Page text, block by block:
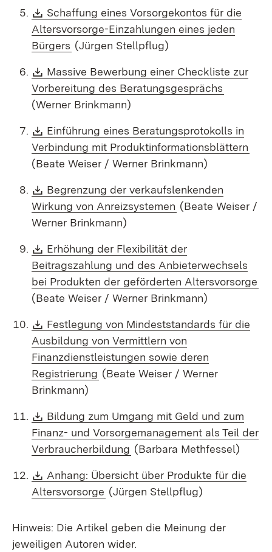
Download:
Schaffung eines Vorsorgekontos für die
Altersvorsorge-Einzahlungen eines jeden
Bürgers (Öffnet in neuem Fenster)
(Jürgen Stellpflug)
Download:
Massive Bewerbung einer Checkliste zur
Vorbereitung des Beratungsgesprächs
(Werner Brinkmann)
Download:
Einführung eines Beratungsprotokolls in
Verbindung mit Produktinformationsblättern
(Beate Weiser / Werner Brinkmann)
Download:
Begrenzung der verkaufslenkenden
Wirkung von Anreizsystemen (Öffnet in neuem
(Beate Weiser /
Werner Brinkmann)
Download:
Erhöhung der Flexibilität der
Beitragszahlung und des Anbieterwechsels
bei Produkten der geförderten Altersvorsorge
(Beate Weiser / Werner Brinkmann)
Download:
Festlegung von Mindeststandards für die
Ausbildung von Vermittlern von
Finanzdienstleistungen sowie deren
Registrierung (Öffnet in neuem Fenster)
(Beate Weiser / Werner
Brinkmann)
Download:
Bildung zum Umgang mit Geld und zum
Finanz- und Vorsorgemanagement als Teil der
Verbraucherbildung (Öffnet in neuem Fenster)
(Barbara Methfessel)
Download:
Anhang: Übersicht über Produkte für die
Altersvorsorge (Öffnet in neuem Fenster)
(Jürgen Stellpflug)
Hinweis: Die Artikel geben die Meinung der
jeweiligen Autoren wider.